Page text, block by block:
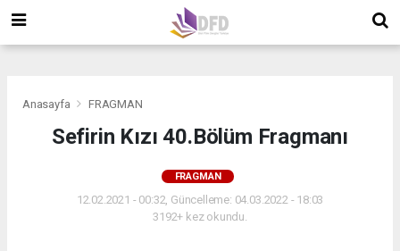
Anasayfa FRAGMAN
Sefirin Kızı 40.Bölüm Fragmanı
FRAGMAN
12.02.2021 - 00:32, Güncelleme: 04.03.2022 - 18:03
3192+ kez okundu.